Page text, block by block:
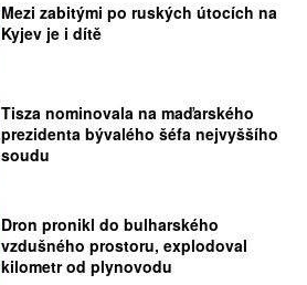
Mezi zabitými po ruských útocích na
Kyjev je i dítě
Tisza nominovala na maďarského
prezidenta bývalého šéfa nejvyššího
soudu
Dron pronikl do bulharského
vzdušného prostoru, explodoval
kilometr od plynovodu